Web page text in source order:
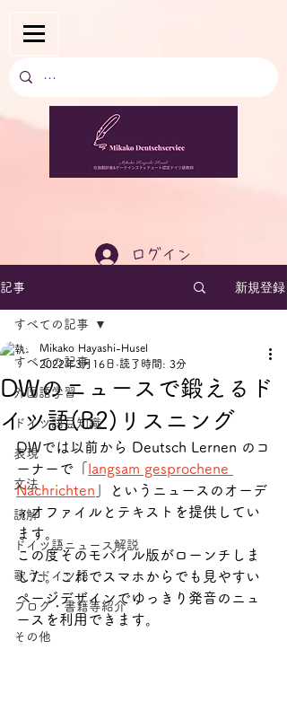
ログイン
記事 新規登録
すべての記事
外国語学習
ドイツ語豆知識
表現
文法
読解
ドイツ語ニュース解説
歌うドイツ語
ブログ・書籍等紹介
その他
すべての記事
DWのニュースで鍛えるド
イツ語(B2)リスニング
Mikako Hayashi-Husel
2022年3月16日 読了時間: 3分
DWでは以前から Deutsch Lernen のコ
ーナーで「 langsam gesprochene
Nachrichten 」というニュースのオーデ
ィオファイルとテキストを提供してい
ます。
この度そのモバイル版がローンチしま
した。これでスマホからでも見やすい
ページデザインでゆっきり発音のニュ
ースを利用できます。